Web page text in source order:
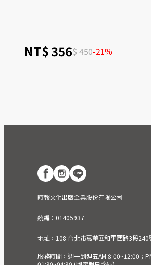
NT$ 356$ 450-21%
時報文化出版企業股份有限公司
統編：01405937
地址：108 台北市萬華區和平西路3段240
服務時間：週一到週五AM 8:00~12:00；